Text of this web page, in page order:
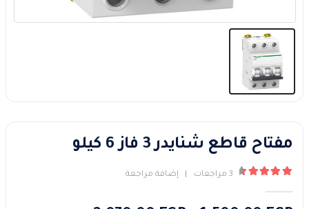
مفتاح قاطع شنايدر 3 فاز 6 كيلو
3 مراجعات إضافة مراجعة